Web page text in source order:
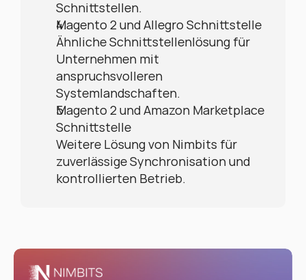
Schnittstellen.
Magento 2 und Allegro Schnittstelle
Ähnliche Schnittstellenlösung für
Unternehmen mit
anspruchsvolleren
Systemlandschaften.
Magento 2 und Amazon Marketplace
Schnittstelle
Weitere Lösung von Nimbits für
zuverlässige Synchronisation und
kontrollierten Betrieb.